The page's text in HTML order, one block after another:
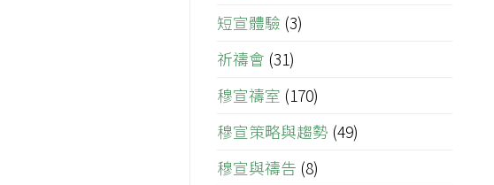
短宣體驗 (3)
祈禱會 (31)
穆宣禱室 (170)
穆宣策略與趨勢 (49)
穆宣與禱告 (8)